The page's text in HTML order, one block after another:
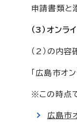
申請書類と
（3）オンラ
（2）の内
「広島市オ
※この時点
広島市